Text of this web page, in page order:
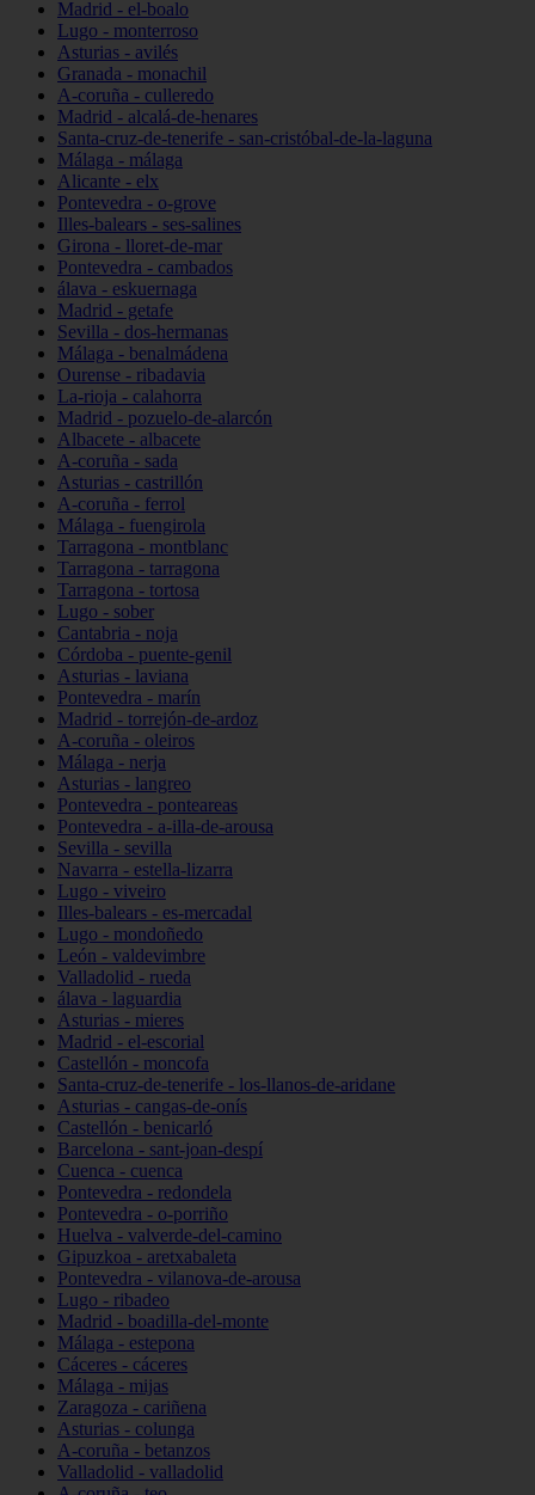
Madrid - el-boalo
Lugo - monterroso
Asturias - avilés
Granada - monachil
A-coruña - culleredo
Madrid - alcalá-de-henares
Santa-cruz-de-tenerife - san-cristóbal-de-la-laguna
Málaga - málaga
Alicante - elx
Pontevedra - o-grove
Illes-balears - ses-salines
Girona - lloret-de-mar
Pontevedra - cambados
álava - eskuernaga
Madrid - getafe
Sevilla - dos-hermanas
Málaga - benalmádena
Ourense - ribadavia
La-rioja - calahorra
Madrid - pozuelo-de-alarcón
Albacete - albacete
A-coruña - sada
Asturias - castrillón
A-coruña - ferrol
Málaga - fuengirola
Tarragona - montblanc
Tarragona - tarragona
Tarragona - tortosa
Lugo - sober
Cantabria - noja
Córdoba - puente-genil
Asturias - laviana
Pontevedra - marín
Madrid - torrejón-de-ardoz
A-coruña - oleiros
Málaga - nerja
Asturias - langreo
Pontevedra - ponteareas
Pontevedra - a-illa-de-arousa
Sevilla - sevilla
Navarra - estella-lizarra
Lugo - viveiro
Illes-balears - es-mercadal
Lugo - mondoñedo
León - valdevimbre
Valladolid - rueda
álava - laguardia
Asturias - mieres
Madrid - el-escorial
Castellón - moncofa
Santa-cruz-de-tenerife - los-llanos-de-aridane
Asturias - cangas-de-onís
Castellón - benicarló
Barcelona - sant-joan-despí
Cuenca - cuenca
Pontevedra - redondela
Pontevedra - o-porriño
Huelva - valverde-del-camino
Gipuzkoa - aretxabaleta
Pontevedra - vilanova-de-arousa
Lugo - ribadeo
Madrid - boadilla-del-monte
Málaga - estepona
Cáceres - cáceres
Málaga - mijas
Zaragoza - cariñena
Asturias - colunga
A-coruña - betanzos
Valladolid - valladolid